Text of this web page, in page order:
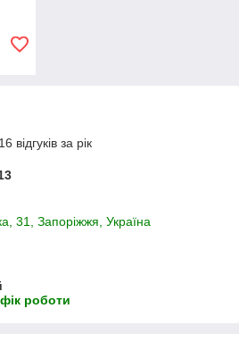
відгуків за рік
31, Запоріжжя, Україна
роботи